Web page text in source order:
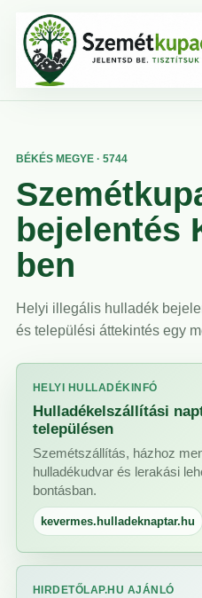
BÉKÉS MEGYE · 5744
bejelentés
ben
Helyi illegális hulladék
és települési áttekintés egy
HELYI HULLADÉKINFÓ
Hulladékelszállítási
településen
Szemétszállítás, házhoz
hulladékudvar és lerakási
bontásban.
kevermes.hulladeknaptar.hu
HIRDETŐLAP.HU AJÁNLÓ